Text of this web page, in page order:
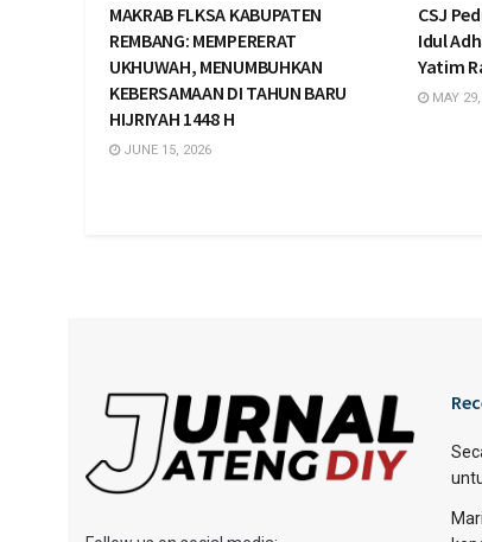
MAKRAB FLKSA KABUPATEN
REMBANG: MEMPERERAT
UKHUWAH, MENUMBUHKAN
KEBERSAMAAN DI TAHUN BARU
HIJRIYAH 1448 H
JUNE 15, 2026
CSJ
Idul
Yatim
MAY